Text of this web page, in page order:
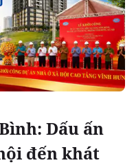
Dấu ấn
đến khát